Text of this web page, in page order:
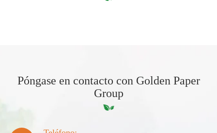
Póngase en contacto con Golden Paper
Group